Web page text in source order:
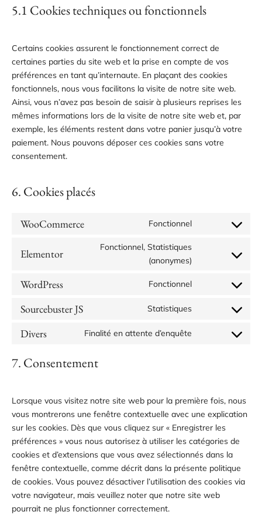
5.1 Cookies techniques ou fonctionnels
Certains cookies assurent le fonctionnement correct de
certaines parties du site web et la prise en compte de vos
préférences en tant qu’internaute. En plaçant des cookies
fonctionnels, nous vous facilitons la visite de notre site web.
Ainsi, vous n’avez pas besoin de saisir à plusieurs reprises les
mêmes informations lors de la visite de notre site web et, par
exemple, les éléments restent dans votre panier jusqu’à votre
paiement. Nous pouvons déposer ces cookies sans votre
consentement.
6. Cookies placés
WooCommerce Fonctionnel
Elementor
Fonctionnel, Statistiques
(anonymes)
WordPress Fonctionnel
Sourcebuster JS Statistiques
Divers Finalité en attente d’enquête
7. Consentement
Lorsque vous visitez notre site web pour la première fois, nous
vous montrerons une fenêtre contextuelle avec une explication
sur les cookies. Dès que vous cliquez sur « Enregistrer les
préférences » vous nous autorisez à utiliser les catégories de
cookies et d’extensions que vous avez sélectionnés dans la
fenêtre contextuelle, comme décrit dans la présente politique
de cookies. Vous pouvez désactiver l’utilisation des cookies via
votre navigateur, mais veuillez noter que notre site web
pourrait ne plus fonctionner correctement.